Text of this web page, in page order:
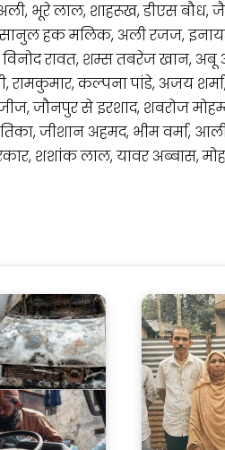
भूरे लाल, शाहरूख, डीएस बौध,
एहसानुल हक मलिक, अली रजज,
विनोद रावत, शम्स तबरेज खान,
कल्पना पांडे, अजय
जौनपुर से इरशाद, शबरोज
जीशान अहमद, भीम वर्मा, आली
शशांक लाल, यावर अब्बास,